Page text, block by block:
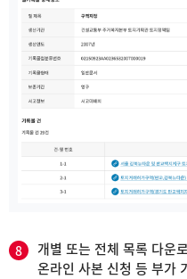
8
개별 또는 전체 목록 다운
온라인 사본 신청 등 부가